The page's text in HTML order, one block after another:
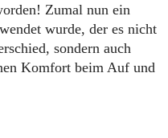
Zumal nun ein
wurde, der es nicht
sondern auch
Komfort beim Auf und